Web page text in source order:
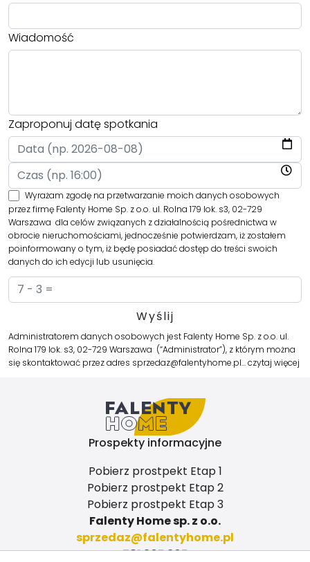
Wiadomość
Zaproponuj datę spotkania
Wyrażam zgodę na przetwarzanie moich danych osobowych
przez firmę Falenty Home Sp. z o.o. ul. Rolna 179 lok. s3, 02-729
Warszawa dla celów związanych z działalnością pośrednictwa w
obrocie nieruchomościami, jednocześnie potwierdzam, iż zostałem
poinformowany o tym, iż będę posiadać dostęp do treści swoich
danych do ich edycji lub usunięcia.
Administratorem danych osobowych jest Falenty Home Sp. z o.o. ul.
Rolna 179 lok. s3, 02-729 Warszawa (“Administrator”), z którym można
się skontaktować przez adres sprzedaz@falentyhome.pl…czytaj więcej
Prospekty informacyjne
Pobierz prostpekt Etap 1
Pobierz prostpekt Etap 2
Pobierz prostpekt Etap 3
Falenty Home sp. z o.o.
sprzedaz@falentyhome.pl
781 305 305